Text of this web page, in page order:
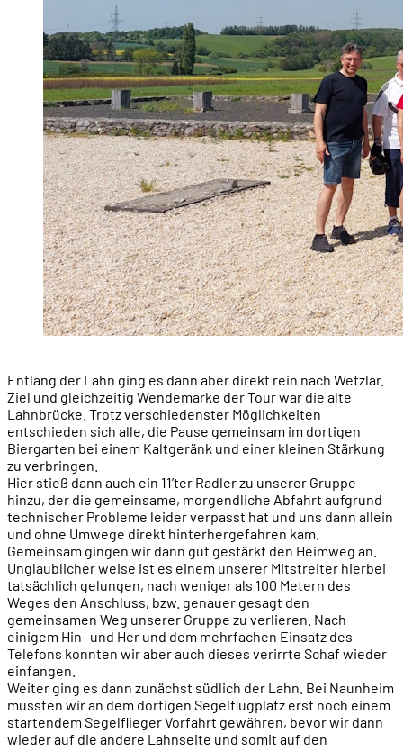
Entlang der Lahn ging es dann aber direkt rein nach Wetzlar.
Ziel und gleichzeitig Wendemarke der Tour war die alte
Lahnbrücke. Trotz verschiedenster Möglichkeiten
entschieden sich alle, die Pause gemeinsam im dortigen
Biergarten bei einem Kaltgeränk und einer kleinen Stärkung
zu verbringen.
Hier stieß dann auch ein 11’ter Radler zu unserer Gruppe
hinzu, der die gemeinsame, morgendliche Abfahrt aufgrund
technischer Probleme leider verpasst hat und uns dann allein
und ohne Umwege direkt hinterhergefahren kam.
Gemeinsam gingen wir dann gut gestärkt den Heimweg an.
Unglaublicher weise ist es einem unserer Mitstreiter hierbei
tatsächlich gelungen, nach weniger als 100 Metern des
Weges den Anschluss, bzw. genauer gesagt den
gemeinsamen Weg unserer Gruppe zu verlieren. Nach
einigem Hin- und Her und dem mehrfachen Einsatz des
Telefons konnten wir aber auch dieses verirrte Schaf wieder
einfangen.
Weiter ging es dann zunächst südlich der Lahn. Bei Naunheim
mussten wir an dem dortigen Segelflugplatz erst noch einem
startendem Segelflieger Vorfahrt gewähren, bevor wir dann
wieder auf die andere Lahnseite und somit auf den